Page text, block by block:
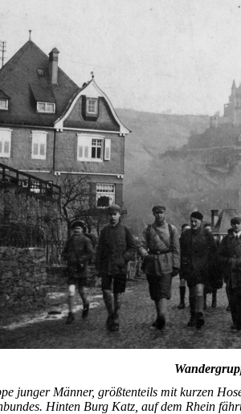
junger Männer, größtenteils mit kurzen
Hinten Burg Katz, auf dem Rhein